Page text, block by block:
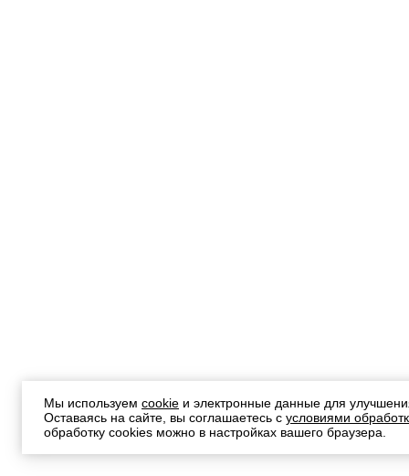
Мы используем cookie и электронные данные для
Оставаясь на сайте, вы соглашаетесь с условиями
обработку cookies можно в настройках вашего браузера.